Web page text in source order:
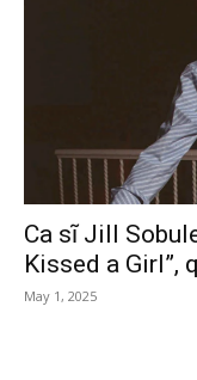
Ca sĩ Jill
Kissed a Girl”,
May 1, 2025